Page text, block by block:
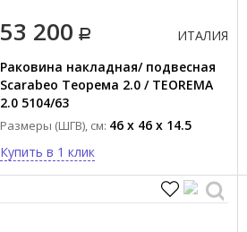
53 200
ИТАЛИЯ
Раковина накладная/ подвесная
Scarabeo Теорема 2.0 / TEOREMA
2.0 5104/63
Размеры (ШГВ), см: 46 x 46 x 14.5
Купить в 1 клик